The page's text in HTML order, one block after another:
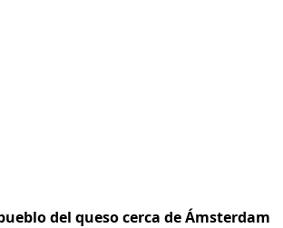
del queso cerca de Ámsterdam